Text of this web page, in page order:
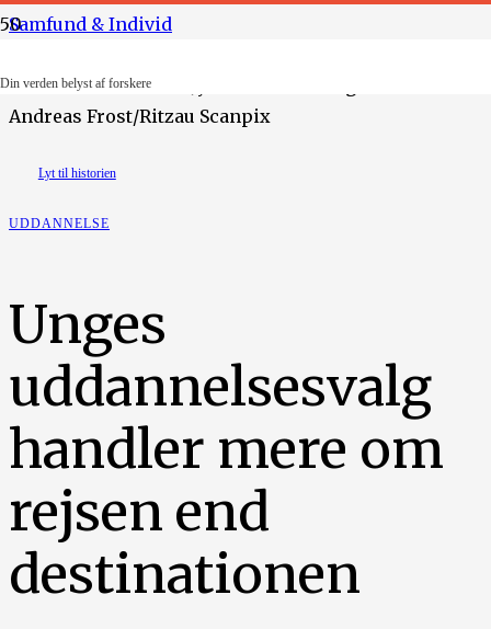
Din verden belyst af forskere
Samfund & Individ
Illustration: Maiken Jyndevad Stenvang Foto: Mads
Andreas Frost/Ritzau Scanpix
Lyt til historien
UDDANNELSE
Unges
uddannelsesvalg
handler mere om
rejsen end
destinationen